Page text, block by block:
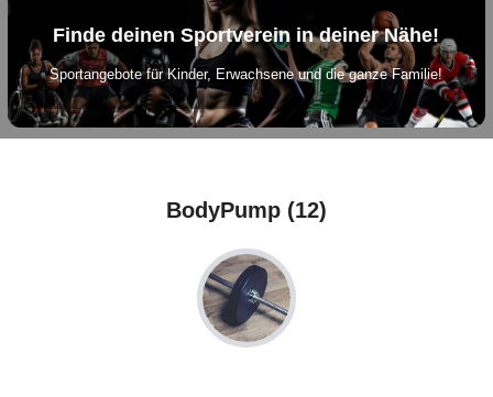
Finde deinen Sportverein in deiner Nähe!
Sportangebote für Kinder, Erwachsene und die ganze Familie!
BodyPump (12)